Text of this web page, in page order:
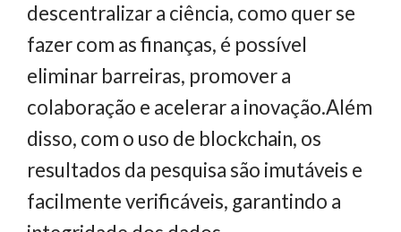
descentralizar a ciência, como quer se
fazer com as finanças, é possível
eliminar barreiras, promover a
colaboração e acelerar a inovação.Além
disso, com o uso de blockchain, os
resultados da pesquisa são imutáveis e
facilmente verificáveis, garantindo a